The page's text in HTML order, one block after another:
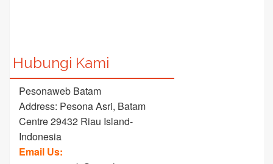
Hubungi Kami
Pesonaweb Batam
Address: Pesona Asri, Batam
Centre 29432 Riau Island-
Indonesia
Email Us: